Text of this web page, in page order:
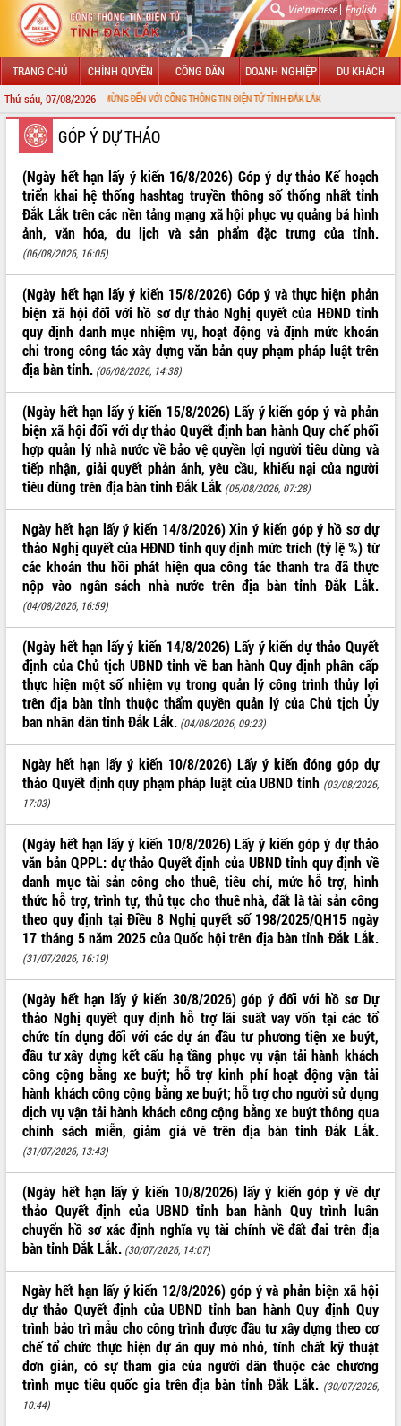
Vietnamese| English
TRANG CHỦ CHÍNH QUYỀN CÔNG DÂN DOANH NGHIỆP DU KHÁCH
Thứ sáu, 07/08/2026
CHÀO MỪNG ĐẾN VỚI CỔNG THÔNG TIN ĐIỆN TỬ TỈNH ĐẮK LẮK
GIỚI THIỆU
LÃNH ĐẠO UBND TỈNH
TIN TỨC SỰ KIỆN
SỞ, BAN, NGÀNH
UBND CÁC XÃ, PHƯỜNG
THÔNG TIN CHỈ ĐẠO ĐIỀU HÀNH
HỆ THỐNG VĂN BẢN
VĂN BẢN HĐND TỈNH
ĐIỂM TIN VĂN BẢN
QUY HOẠCH - KẾ HOẠCH
VIDEO
Loading the player...
Khám bệnh, cấp phát thuốc miễn phí
và tặng quà người dân xã Cư Pui
Hội nghị UBND tỉnh Đắk Lắk thường kỳ
tháng 7/2026
Lễ truy tặng danh hiệu “Bà Mẹ Việt
Nam Anh hùng” và trao Huân chương
Lao động
UBND tỉnh Đắk Lắk triển khai nhiệm
vụ 6 tháng cuối năm 2026
Kỳ họp thứ Hai, Hội đồng nhân dân
tỉnh khóa XI quyết nghị nhiều nội dung
quan trọng
Bí thư Tỉnh ủy Lương Nguyễn Minh
Triết thăm, tặng quà người có công với
cách mạng
Rà soát, hoàn thiện hệ thống thiết chế
văn hóa, thể thao đáp ứng yêu cầu
phát triển mới
Thường trực HĐND tỉnh Đắk Lắk gặp
mặt Đoàn chuyên gia y tế TP. Hồ Chí
Lễ truy điệu và an táng hài cốt liệt sĩ
tại Nghĩa trang Liệt sĩ xã Sơn Hòa
Bàn giải pháp tháo gỡ khó khăn trong
xuất khẩu sầu riêng và triển khai quy
định EUDR
Thứ trưởng Bộ Nông nghiệp và Môi
ALBUM ẢNH
LIÊN KẾT WEB
THỐNG KÊ TRUY CẬP
Hôm nay: 30983
Tất cả: 66043723
GÓP Ý DỰ THẢO
(Ngày hết hạn lấy ý kiến 16/8/2026) Góp ý dự thảo Kế hoạch
triển khai hệ thống hashtag truyền thông số thống nhất tỉnh
Đắk Lắk trên các nền tảng mạng xã hội phục vụ quảng bá hình
ảnh, văn hóa, du lịch và sản phẩm đặc trưng của tỉnh.
(06/08/2026, 16:05)
(Ngày hết hạn lấy ý kiến 15/8/2026) Góp ý và thực hiện phản
biện xã hội đối với hồ sơ dự thảo Nghị quyết của HĐND tỉnh
quy định danh mục nhiệm vụ, hoạt động và định mức khoán
chi trong công tác xây dựng văn bản quy phạm pháp luật trên
địa bàn tỉnh. (06/08/2026, 14:38)
(Ngày hết hạn lấy ý kiến 15/8/2026) Lấy ý kiến góp ý và phản
biện xã hội đối với dự thảo Quyết định ban hành Quy chế phối
hợp quản lý nhà nước về bảo vệ quyền lợi người tiêu dùng và
tiếp nhận, giải quyết phản ánh, yêu cầu, khiếu nại của người
tiêu dùng trên địa bàn tỉnh Đắk Lắk (05/08/2026, 07:28)
Ngày hết hạn lấy ý kiến 14/8/2026) Xin ý kiến góp ý hồ sơ dự
thảo Nghị quyết của HĐND tỉnh quy định mức trích (tỷ lệ %) từ
các khoản thu hồi phát hiện qua công tác thanh tra đã thực
nộp vào ngân sách nhà nước trên địa bàn tỉnh Đắk Lắk.
(04/08/2026, 16:59)
(Ngày hết hạn lấy ý kiến 14/8/2026) Lấy ý kiến dự thảo Quyết
định của Chủ tịch UBND tỉnh về ban hành Quy định phân cấp
thực hiện một số nhiệm vụ trong quản lý công trình thủy lợi
trên địa bàn tỉnh thuộc thẩm quyền quản lý của Chủ tịch Ủy
ban nhân dân tỉnh Đắk Lắk. (04/08/2026, 09:23)
Ngày hết hạn lấy ý kiến 10/8/2026) Lấy ý kiến đóng góp dự
thảo Quyết định quy phạm pháp luật của UBND tỉnh (03/08/2026,
17:03)
(Ngày hết hạn lấy ý kiến 10/8/2026) Lấy ý kiến góp ý dự thảo
văn bản QPPL: dự thảo Quyết định của UBND tỉnh quy định về
danh mục tài sản công cho thuê, tiêu chí, mức hỗ trợ, hình
thức hỗ trợ, trình tự, thủ tục cho thuê nhà, đất là tài sản công
theo quy định tại Điều 8 Nghị quyết số 198/2025/QH15 ngày
17 tháng 5 năm 2025 của Quốc hội trên địa bàn tỉnh Đắk Lắk.
(31/07/2026, 16:19)
(Ngày hết hạn lấy ý kiến 30/8/2026) góp ý đối với hồ sơ Dự
thảo Nghị quyết quy định hỗ trợ lãi suất vay vốn tại các tổ
chức tín dụng đối với các dự án đầu tư phương tiện xe buýt,
đầu tư xây dựng kết cấu hạ tầng phục vụ vận tải hành khách
công cộng bằng xe buýt; hỗ trợ kinh phí hoạt động vận tải
hành khách công cộng bằng xe buýt; hỗ trợ cho người sử dụng
dịch vụ vận tải hành khách công cộng bằng xe buýt thông qua
chính sách miễn, giảm giá vé trên địa bàn tỉnh Đắk Lắk.
(31/07/2026, 13:43)
(Ngày hết hạn lấy ý kiến 10/8/2026) lấy ý kiến góp ý về dự
thảo Quyết định của UBND tỉnh ban hành Quy trình luân
chuyển hồ sơ xác định nghĩa vụ tài chính về đất đai trên địa
bàn tỉnh Đắk Lắk. (30/07/2026, 14:07)
Ngày hết hạn lấy ý kiến 12/8/2026) góp ý và phản biện xã hội
dự thảo Quyết định của UBND tỉnh ban hành Quy định Quy
trình bảo trì mẫu cho công trình được đầu tư xây dựng theo cơ
chế tổ chức thực hiện dự án quy mô nhỏ, tính chất kỹ thuật
đơn giản, có sự tham gia của người dân thuộc các chương
trình mục tiêu quốc gia trên địa bàn tỉnh Đắk Lắk. (30/07/2026,
10:44)